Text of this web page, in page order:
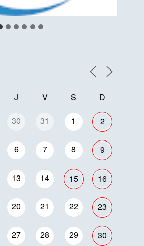
J V S D
30 31 1 2
6 7 8 9
13 14 15 16
20 21 22 23
27 28 29 30